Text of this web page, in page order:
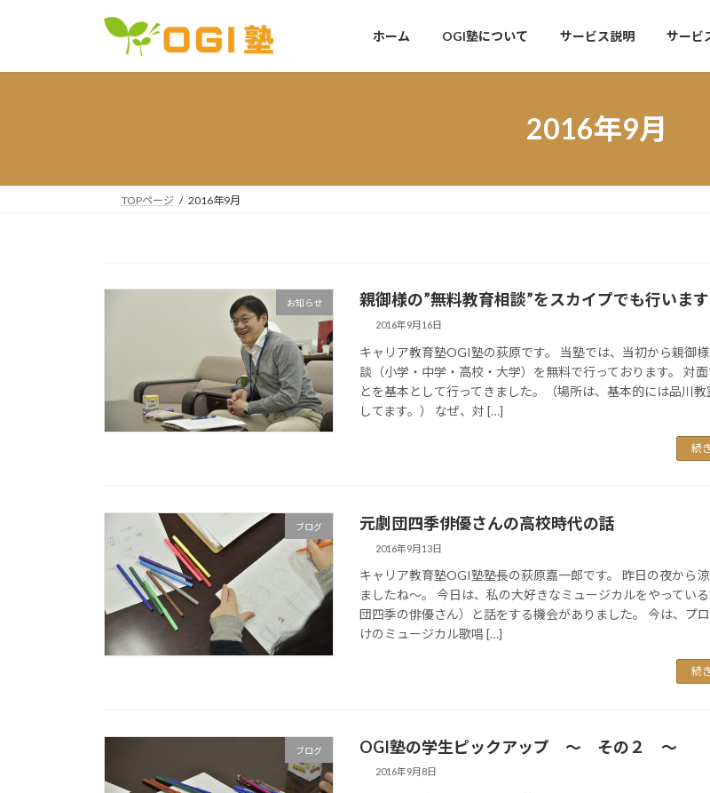
ン
ー
ホーム OGI塾について サービス説明 サービ
2016年9月
TOPページ 2016年9月
お知らせ 親御様の”無料教育相談”をスカイプでも行います
2016年9月16日
キャリア教育塾OGI塾の荻原です。 当塾では、当初から親御
談（小学・中学・高校・大学）を無料で行っております。 対面
とを基本として行ってきました。（場所は、基本的には品川教
してます。） なぜ、対 […]
続
ブログ 元劇団四季俳優さんの高校時代の話
2016年9月13日
キャリア教育塾OGI塾塾長の荻原嘉一郎です。 昨日の夜から
ましたね〜。 今日は、私の大好きなミュージカルをやってい
団四季の俳優さん）と話をする機会がありました。 今は、プ
けのミュージカル歌唱 […]
続
ブログ OGI塾の学生ピックアップ 〜 その２ 〜
2016年9月8日